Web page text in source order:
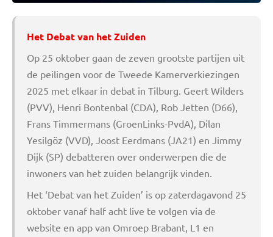
Het Debat van het Zuiden
Op 25 oktober gaan de zeven grootste partijen uit
de peilingen voor de Tweede Kamerverkiezingen
2025 met elkaar in debat in Tilburg. Geert Wilders
(PVV), Henri Bontenbal (CDA), Rob Jetten (D66),
Frans Timmermans (GroenLinks-PvdA), Dilan
Yesilgöz (VVD), Joost Eerdmans (JA21) en Jimmy
Dijk (SP) debatteren over onderwerpen die de
inwoners van het zuiden belangrijk vinden.
Het ‘Debat van het Zuiden’ is op zaterdagavond 25
oktober vanaf half acht live te volgen via de
website en app van Omroep Brabant, L1 en